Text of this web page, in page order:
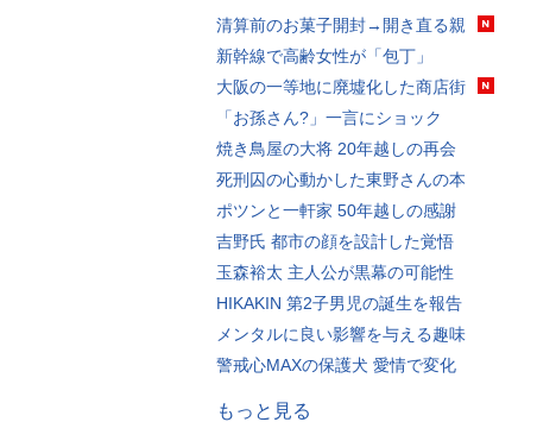
清算前のお菓子開封→開き直る親
新幹線で高齢女性が「包丁」
大阪の一等地に廃墟化した商店街
「お孫さん?」一言にショック
焼き鳥屋の大将 20年越しの再会
死刑囚の心動かした東野さんの本
ポツンと一軒家 50年越しの感謝
吉野氏 都市の顔を設計した覚悟
玉森裕太 主人公が黒幕の可能性
HIKAKIN 第2子男児の誕生を報告
メンタルに良い影響を与える趣味
警戒心MAXの保護犬 愛情で変化
もっと見る